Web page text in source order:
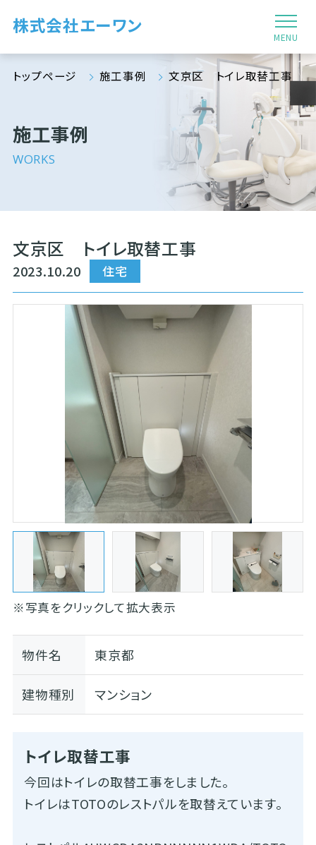
株式会社エーワン
MENU
トップページ 施工事例 文京区 トイレ取替工事
施工事例
WORKS
文京区 トイレ取替工事
2023.10.20 住宅
※写真をクリックして拡大表示
物件名 東京都
建物種別 マンション
トイレ取替工事
今回はトイレの取替工事をしました。
トイレはTOTOのレストパルを取替えています。